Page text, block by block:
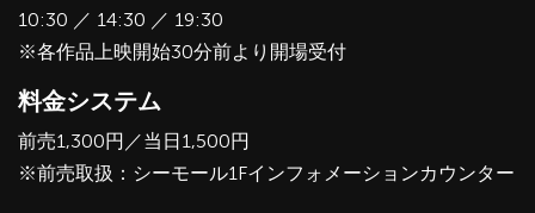
10:30 ／ 14:30 ／ 19:30
※各作品上映開始30分前より開場受付
料金システム
前売1,300円／当日1,500円
※前売取扱：シーモール1Fインフォメーションカウンター